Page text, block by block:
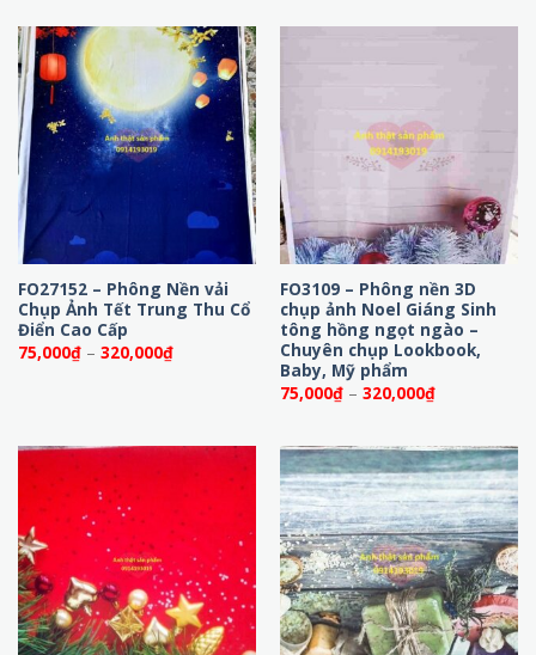
320,000₫ đến
FO27152 – Phông Nền vải
Chụp Ảnh Tết Trung Thu Cổ
Điển Cao Cấp
75,000₫ – 320,000₫Khoảng
giá:
FO3109 – Phông nền 3D
chụp ảnh Noel Giáng Sinh
tông hồng ngọt ngào –
Chuyên chụp Lookbook,
Baby, Mỹ phẩm
75,000₫ – 320,000₫Khoảng
giá:
đến
320,000₫